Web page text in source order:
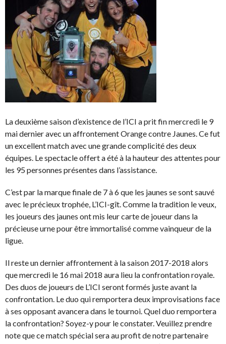
La deuxième saison d’existence de l’ICI a prit fin mercredi le 9
mai dernier avec un affrontement Orange contre Jaunes. Ce fut
un excellent match avec une grande complicité des deux
équipes. Le spectacle offert a été à la hauteur des attentes pour
les 95 personnes présentes dans l’assistance.
C’est par la marque finale de 7 à 6 que les jaunes se sont sauvé
avec le précieux trophée, L’ICI-gît. Comme la tradition le veux,
les joueurs des jaunes ont mis leur carte de joueur dans la
précieuse urne pour être immortalisé comme vainqueur de la
ligue.
Il reste un dernier affrontement à la saison 2017-2018 alors
que mercredi le 16 mai 2018 aura lieu la confrontation royale.
Des duos de joueurs de L’ICI seront formés juste avant la
confrontation. Le duo qui remportera deux improvisations face
à ses opposant avancera dans le tournoi. Quel duo remportera
la confrontation? Soyez-y pour le constater. Veuillez prendre
note que ce match spécial sera au profit de notre partenaire